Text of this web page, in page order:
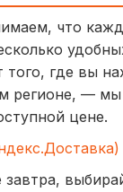
что
где вы
регионе, —
цене.
завтра,